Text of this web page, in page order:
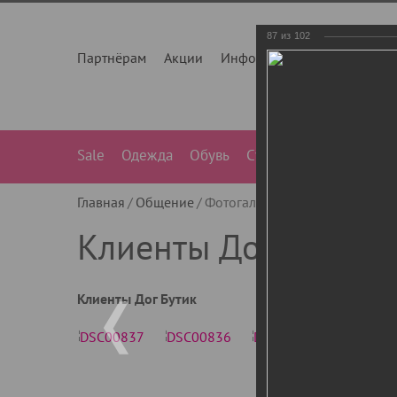
Партнёрам Акции Инфо О нас
Sale Одежда Обувь Сумки
Главная Общение Фотогалерея
Клиенты Дог Бутик
Клиенты Дог Бутик
87 из 102